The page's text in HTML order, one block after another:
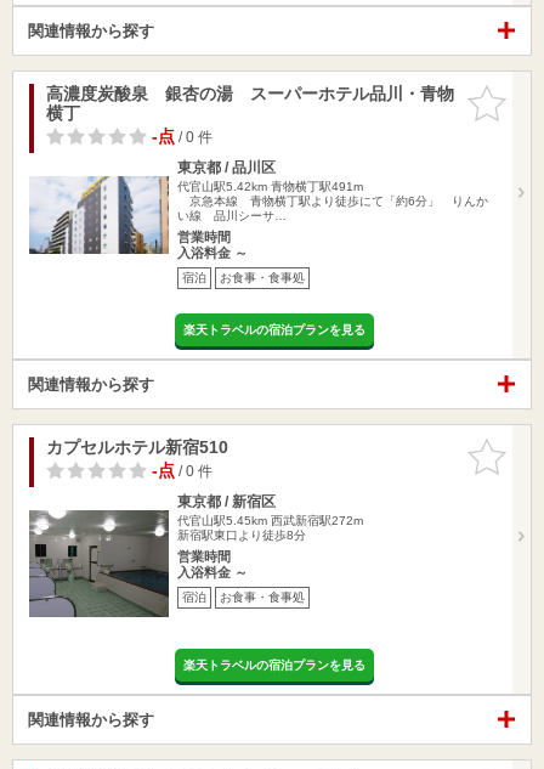
関連情報から探す
お気に入
りに追加
高濃度炭酸泉 銀杏の湯 スーパーホテル品川・青物
横丁
-点/ 0 件
東京都 / 品川区
代官山駅5.42km 青物横丁駅491m
京急本線 青物横丁駅より徒歩にて「約6分」 りんか
い線 品川シーサ…
営業時間
入浴料金 ～
宿泊 お食事・食事処
楽天トラベルの宿泊プランを見る
関連情報から探す
お気に入
りに追加
カプセルホテル新宿510
-点/ 0 件
東京都 / 新宿区
代官山駅5.45km 西武新宿駅272m
新宿駅東口より徒歩8分
営業時間
入浴料金 ～
宿泊 お食事・食事処
楽天トラベルの宿泊プランを見る
関連情報から探す